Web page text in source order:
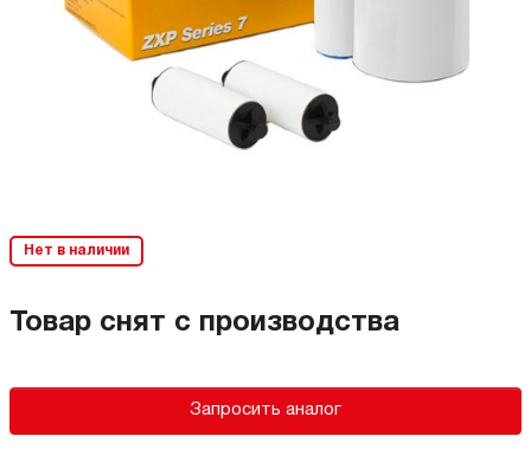
Нет в наличии
Товар снят с производства
Запросить аналог